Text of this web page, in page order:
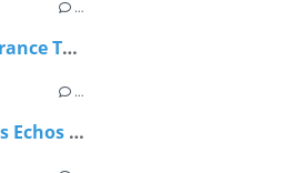
…
Qu'est-ce que France Travail ?
…
Un article de Les Echos Moins de chôamge mais plus d'inscrits à France Travail